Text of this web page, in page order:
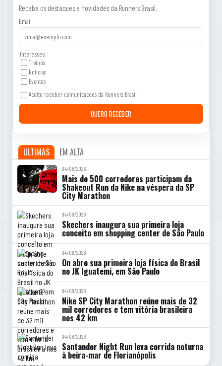
Receba os destaques e novidades da Runners Brasil.
Email
Interesses
Treinos
Noticias
Eventos
Aceito receber comunicacoes da Runners Brasil.
QUERO RECEBER
ULTIMAS EM ALTA
04/08/2026
Mais de 500 corredores participam da
Shakeout Run da Nike na véspera da SP
City Marathon
04/08/2026
Skechers inaugura sua primeira loja
conceito em shopping center de São Paulo
04/08/2026
On abre sua primeira loja física do Brasil
no JK Iguatemi, em São Paulo
04/08/2026
Nike SP City Marathon reúne mais de 32
mil corredores e tem vitória brasileira
nos 42 km
04/08/2026
Santander Night Run leva corrida noturna
à beira-mar de Florianópolis